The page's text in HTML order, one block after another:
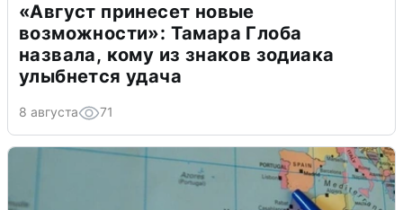
«Август принесет новые
возможности»: Тамара Глоба
назвала, кому из знаков зодиака
улыбнется удача
8 августа 71